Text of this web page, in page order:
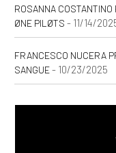
[20]
ROSANNA
ØNE PILØTS - 11/14/
FRANCESCO NUCERA
SANGUE- 10/23/2025